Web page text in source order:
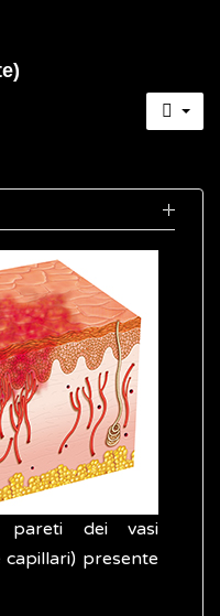
pareti dei vasi
capillari) presente